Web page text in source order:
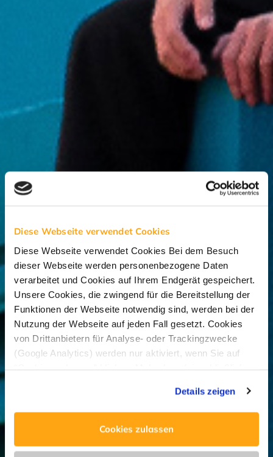
Diese Webseite verwendet Cookies
Diese Webseite verwendet Cookies Bei dem Besuch
dieser Webseite werden personenbezogene Daten
verarbeitet und Cookies auf Ihrem Endgerät gespeichert.
Unsere Cookies, die zwingend für die Bereitstellung der
Funktionen der Webseite notwendig sind, werden bei der
Nutzung der Webseite auf jeden Fall gesetzt. Cookies
von Drittanbietern für Analyse- oder Trackingzwecke
(Google Analytics) werden nur aktiviert, wenn Sie auf
Datenschutzerklärung—
Impressum.
Details zeigen
Cookies zulassen